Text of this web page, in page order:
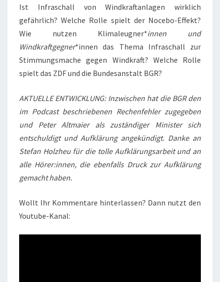
Ist Infraschall von Windkraftanlagen wirklich
gefährlich? Welche Rolle spielt der Nocebo-Effekt?
Wie nutzen Klimaleugner*innen und
Windkraftgegner*innen das Thema Infraschall zur
Stimmungsmache gegen Windkraft? Welche Rolle
spielt das ZDF und die Bundesanstalt BGR?
AKTUELLE ENTWICKLUNG: Inzwischen hat die BGR den
im Podcast beschriebenen Rechenfehler zugegeben
und Peter Altmaier als zuständiger Minister sich
entschuldigt und Aufklärung angekündigt. Danke an
Stefan Holzheu für die tolle Aufklärungsarbeit und an
alle Hörer:innen, die ebenfalls Druck zur Aufklärung
gemacht haben.
Wollt Ihr Kommentare hinterlassen? Dann nutzt den
Youtube-Kanal: